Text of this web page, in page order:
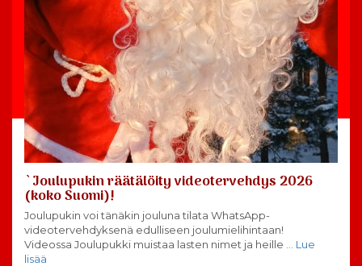
`Joulupukin räätälöity videotervehdys 2026
(koko Suomi)!
Joulupukin voi tänäkin jouluna tilata WhatsApp-
videotervehdyksenä edulliseen joulumielihintaan!
Videossa Joulupukki muistaa lasten nimet ja heille … Lue
lisää